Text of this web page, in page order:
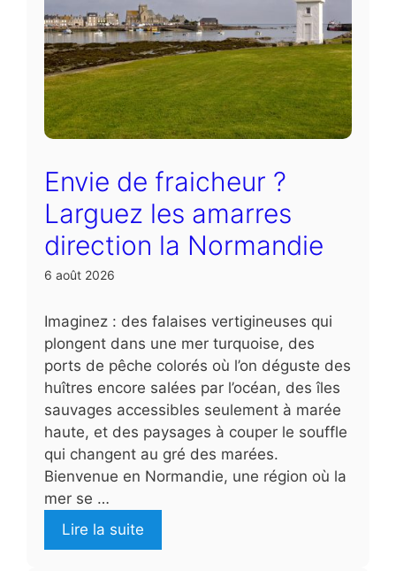
Envie de fraicheur ?
Larguez les amarres
direction la Normandie
6 août 2026
Imaginez : des falaises vertigineuses qui
plongent dans une mer turquoise, des
ports de pêche colorés où l’on déguste des
huîtres encore salées par l’océan, des îles
sauvages accessibles seulement à marée
haute, et des paysages à couper le souffle
qui changent au gré des marées.
Bienvenue en Normandie, une région où la
mer se …
Lire la suite